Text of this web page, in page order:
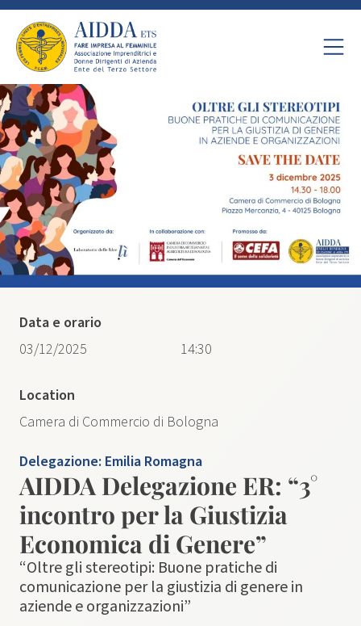
Delegazione: Emilia Romagna
AIDDA Delegazione ER: “3°
incontro per la Giustizia
Economica di Genere”
“Oltre gli stereotipi: Buone pratiche di
comunicazione per la giustizia di genere in
aziende e organizzazioni”
Data e orario
03/12/2025
14:30
Location
Camera di Commercio di Bologna